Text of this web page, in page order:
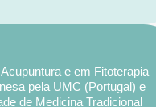
e em Fitoterapia
pela UMC (Portugal) e
de Medicina Tradicional